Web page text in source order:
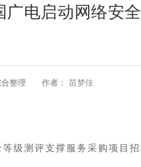
广电启动网络安
整理 作者： 苗梦佳
等级测评支撑服务采购项目